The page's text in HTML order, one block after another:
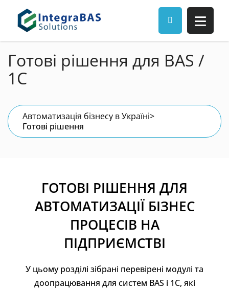
Готові рішення для BAS /
1С
Автоматизація бізнесу в Україні>
Готові рішення
ГОТОВІ РІШЕННЯ ДЛЯ
АВТОМАТИЗАЦІЇ БІЗНЕС
ПРОЦЕСІВ НА
ПІДПРИЄМСТВІ
У цьому розділі зібрані перевірені модулі та
доопрацювання для систем BAS і 1С, які